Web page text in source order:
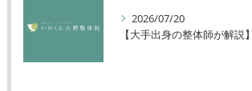
2026/07/20